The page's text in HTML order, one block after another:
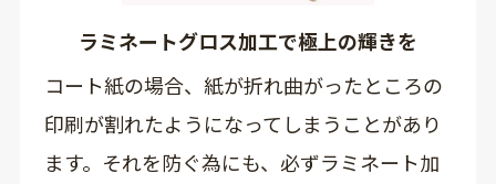
ラミネートグロス加工で極上の輝きを
コート紙の場合、紙が折れ曲がったところの
印刷が割れたようになってしまうことがあり
ます。それを防ぐ為にも、必ずラミネート加